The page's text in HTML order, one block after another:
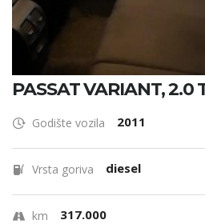
PASSAT VARIANT, 2.0
Godište vozila 2011
Vrsta goriva diesel
km 317.000